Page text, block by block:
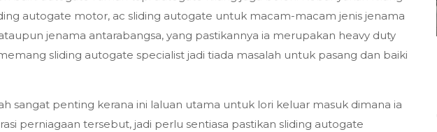
autogate motor, ac sliding autogate untuk macam-macam jenis jenama
jenama antarabangsa, yang pastikannya ia merupakan heavy duty
sliding autogate specialist jadi tiada masalah untuk pasang dan baiki
sangat penting kerana ini laluan utama untuk lori keluar masuk dimana ia
perniagaan tersebut, jadi perlu sentiasa pastikan sliding autogate